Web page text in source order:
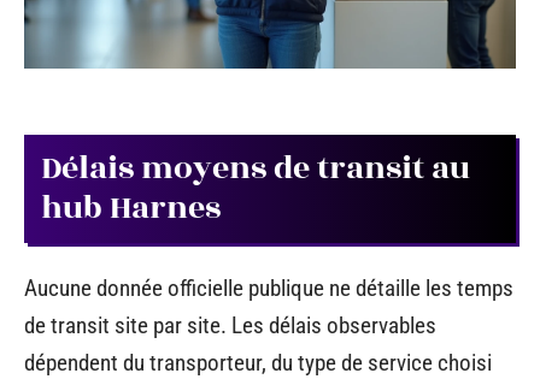
Délais moyens de transit au
hub Harnes
Aucune donnée officielle publique ne détaille les temps
de transit site par site. Les délais observables
dépendent du transporteur, du type de service choisi